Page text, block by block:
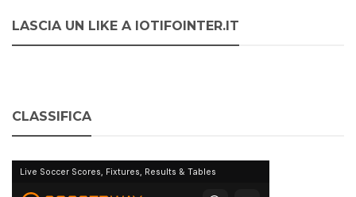
LASCIA UN LIKE A IOTIFOINTER.IT
CLASSIFICA